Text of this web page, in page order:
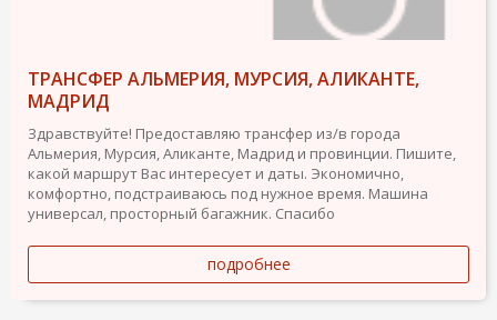
ТРАНСФЕР АЛЬМЕРИЯ, МУРСИЯ, АЛИКАНТЕ,
МАДРИД
Здравствуйте! Предоставляю трансфер из/в города
Альмерия, Мурсия, Аликанте, Мадрид и провинции. Пишите,
какой маршрут Вас интересует и даты. Экономично,
комфортно, подстраиваюсь под нужное время. Машина
универсал, просторный багажник. Спасибо
подробнее